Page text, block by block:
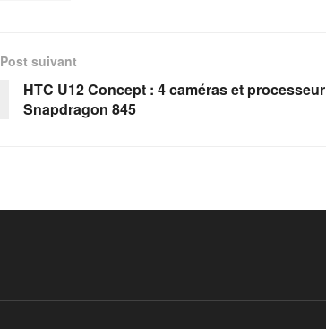
Post suivant
HTC U12 Concept : 4 caméras et processeur
Snapdragon 845